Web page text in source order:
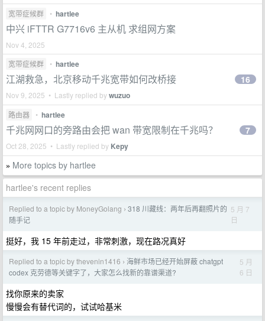
宽带症候群 • hartlee
中兴 iFTTR G7716v6 主从机 求组网方案
Nov 4, 2025
宽带症候群
• hartlee
江湖救急，北京移动千兆宽带如何改桥接
Nov 9, 2025 • Lastly replied bywuzuo
16
路由器 • hartlee
千兆网网口的旁路由会把 wan 带宽限制在千兆吗？
Oct 28, 2025 • Lastly replied by Kepy
7
» More topics by hartlee
hartlee's recent replies
Replied to a topic by MoneyGolang › 318 川藏线：两年后再翻照片的
随手记
5 月 7
日
挺好，我 15 年前走过，非常刺激，现在路况真好
Replied to a topic by thevenin1416 › 海鲜市场已经开始屏蔽 chatgpt
codex 克劳德等关键字了，大家怎么找新的靠谱渠道?
5 月
6 日
找你原来的卖家
慢慢会有替代词的，试试哈基米